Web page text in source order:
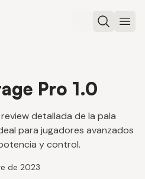
Buscar
Pro 1.0
detallada de la pala
para jugadores avanzados
y control.
de 2023